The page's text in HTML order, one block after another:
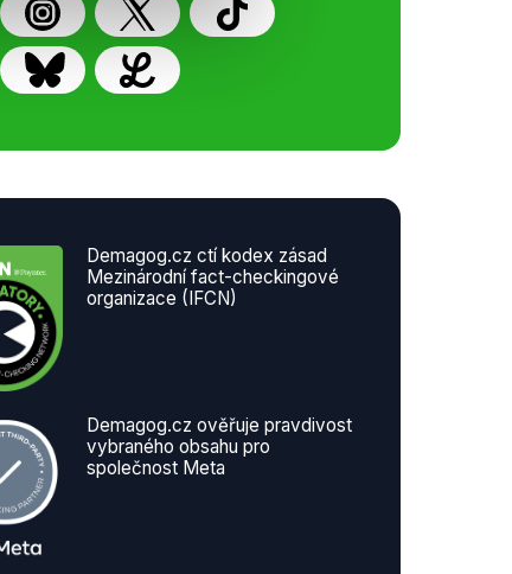
Demagog.cz ctí kodex zásad
Mezinárodní fact-checkingové
organizace (IFCN)
Demagog.cz ověřuje pravdivost
vybraného obsahu pro
společnost Meta